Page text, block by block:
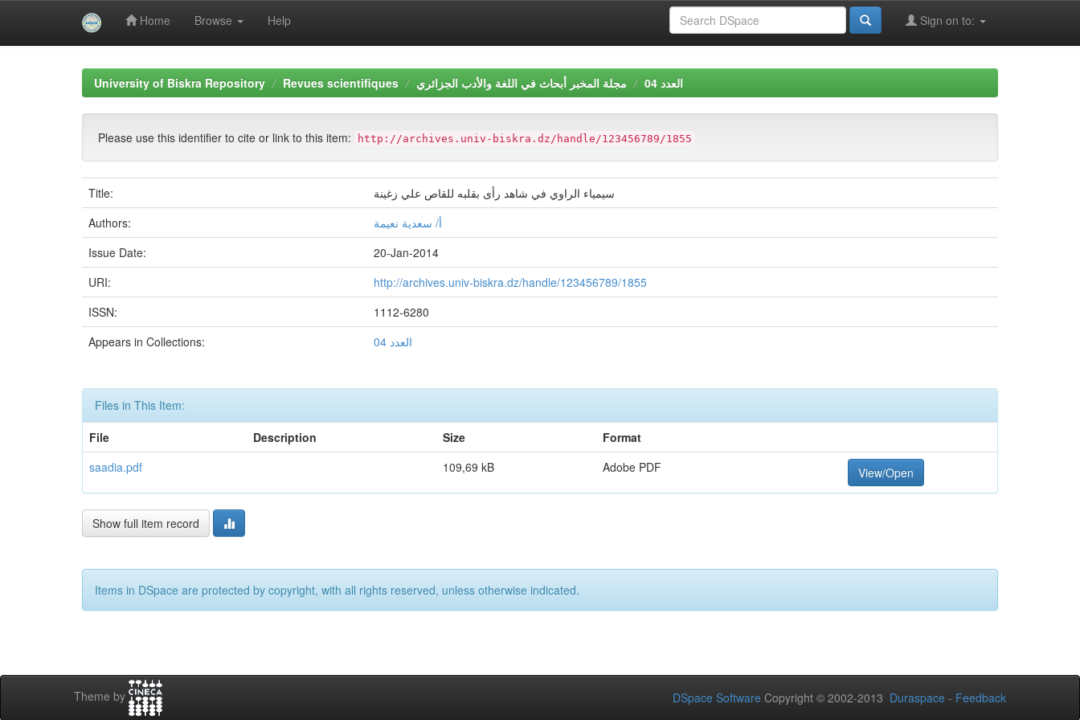
Home Browse Help Sign on to:
University of Biskra Repository Revues scientifiques مجلة المخبر أبحاث في اللغة والأدب الجزائري العدد 04
Please use this identifier to cite or link to this item: http://archives.univ-biskra.dz/handle/123456789/1855
Title:
سيمياء الراوي في شاهد رأى بقلبه للقاص علي زغينة
Authors:
أ/ سعدية نعيمة
Issue Date:
20-Jan-2014
URI:
http://archives.univ-biskra.dz/handle/123456789/1855
ISSN:
1112-6280
Appears in Collections:
العدد 04
Files in This Item:
File
Description Size
Format
saadia.pdf
109,69 kB Adobe PDF View/Open
Show full item record
Items in DSpace are protected by copyright, with all rights reserved, unless otherwise indicated.
Theme by DSpace Software Copyright © 2002-2013 Duraspace - Feedback